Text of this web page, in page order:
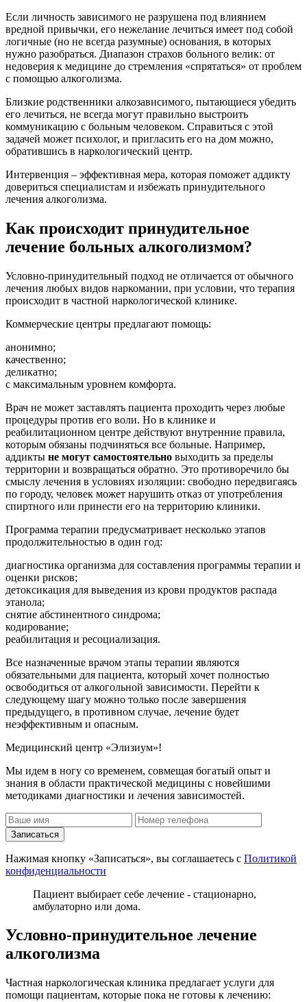
Если личность зависимого не разрушена под влиянием
вредной привычки, его нежелание лечиться имеет под собой
логичные (но не всегда разумные) основания, в которых
нужно разобраться. Диапазон страхов больного велик: от
недоверия к медицине до стремления «спрятаться» от проблем
с помощью алкоголизма.
Близкие родственники алкозависимого, пытающиеся убедить
его лечиться, не всегда могут правильно выстроить
коммуникацию с больным человеком. Справиться с этой
задачей может психолог, и пригласить его на дом можно,
обратившись в наркологический центр.
Интервенция – эффективная мера, которая поможет аддикту
довериться специалистам и избежать принудительного
лечения алкоголизма.
Как происходит принудительное
лечение больных алкоголизмом?
Условно-принудительный подход не отличается от обычного
лечения любых видов наркомании, при условии, что терапия
происходит в частной наркологической клинике.
Коммерческие центры предлагают помощь:
анонимно;
качественно;
деликатно;
с максимальным уровнем комфорта.
Врач не может заставлять пациента проходить через любые
процедуры против его воли. Но в клинике и
реабилитационном центре действуют внутренние правила,
которым обязаны подчиняться все больные. Например,
аддикты не могут самостоятельно выходить за пределы
территории и возвращаться обратно. Это противоречило бы
смыслу лечения в условиях изоляции: свободно передвигаясь
по городу, человек может нарушить отказ от употребления
спиртного или принести его на территорию клиники.
Программа терапии предусматривает несколько этапов
продолжительностью в один год:
диагностика организма для составления программы терапии и
оценки рисков;
детоксикация для выведения из крови продуктов распада
этанола;
снятие абстинентного синдрома;
кодирование;
реабилитация и ресоциализация.
Все назначенные врачом этапы терапии являются
обязательными для пациента, который хочет полностью
освободиться от алкогольной зависимости. Перейти к
следующему шагу можно только после завершения
предыдущего, в противном случае, лечение будет
неэффективным и опасным.
Медицинский центр «Элизиум»!
Мы идем в ногу со временем, совмещая богатый опыт и
знания в области практической медицины с новейшими
методиками диагностики и лечения зависимостей.
Записаться
Нажимая кнопку «Записаться», вы соглашаетесь с Политикой
конфиденциальности
Пациент выбирает себе лечение - стационарно,
амбулаторно или дома.
Условно-принудительное лечение
алкоголизма
Частная наркологическая клиника предлагает услуги для
помощи пациентам, которые пока не готовы к лечению: